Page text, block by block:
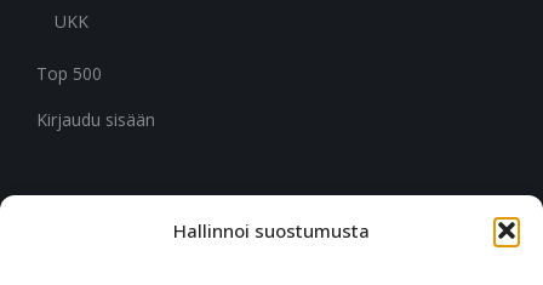
Hallinnoi suostumusta
UKK
Top 500
Kirjaudu sisään
CITYMARK SUOMI